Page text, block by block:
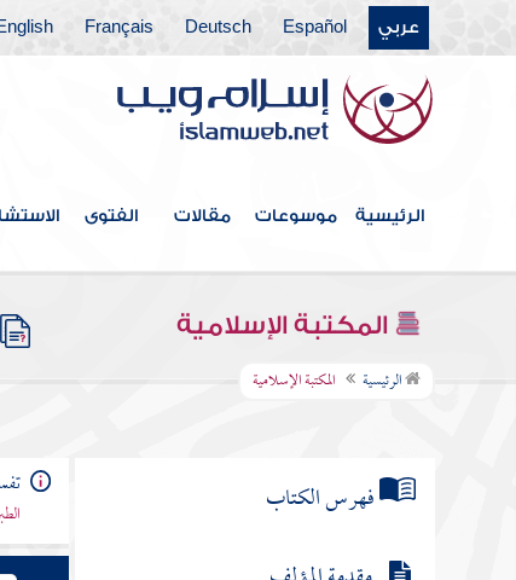
عربي Español
Deutsch
Français
الرئيسية موسوعات مقالات الفتوى
المكتبة الإسلامية
الرئيسية المكتبة الإسلامية
فهرس الكتاب